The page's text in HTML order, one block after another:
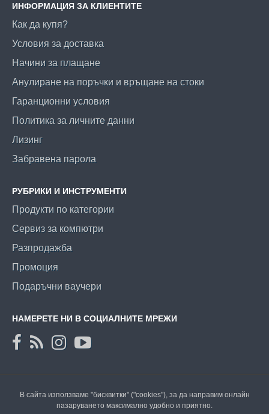
ИНФОРМАЦИЯ ЗА КЛИЕНТИТЕ
Как да купя?
Условия за доставка
Начини за плащане
Анулиране на поръчки и връщане на стоки
Гаранционни условия
Политика за личните данни
Лизинг
Забравена парола
РУБРИКИ И ИНСТРУМЕНТИ
Продукти по категории
Сервиз за компютри
Разпродажба
Промоция
Подаръчни ваучери
НАМЕРЕТЕ НИ В СОЦИАЛНИТЕ МРЕЖИ
В сайта използваме "бисквитки" ("cookies"), за да направим онлайн
пазаруването максимално удобно и приятно.